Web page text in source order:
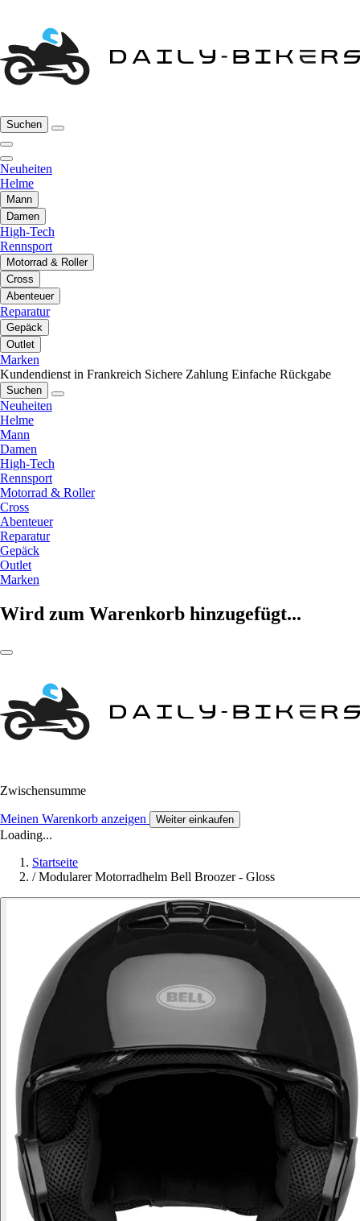
Suchen
Neuheiten
Helme
Mann
Damen
High-Tech
Rennsport
Motorrad & Roller
Cross
Abenteuer
Reparatur
Gepäck
Outlet
Marken
Kundendienst in Frankreich Sichere Zahlung Einfache Rückgabe
Suchen
Neuheiten
Helme
Mann
Damen
High-Tech
Rennsport
Motorrad & Roller
Cross
Abenteuer
Reparatur
Gepäck
Outlet
Marken
Wird zum Warenkorb hinzugefügt...
Zwischensumme
Meinen Warenkorb anzeigen Weiter einkaufen
Loading...
Startseite
/ Modularer Motorradhelm Bell Broozer - Gloss